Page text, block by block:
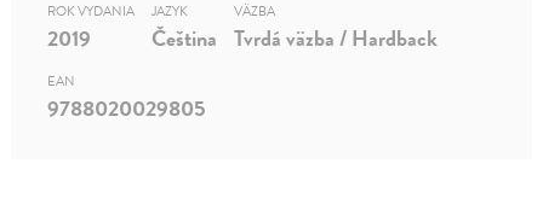
ROK VYDANIA
2019
JAZYK
Čeština
VÄZBA
Tvrdá väzba / Hardback
EAN
9788020029805